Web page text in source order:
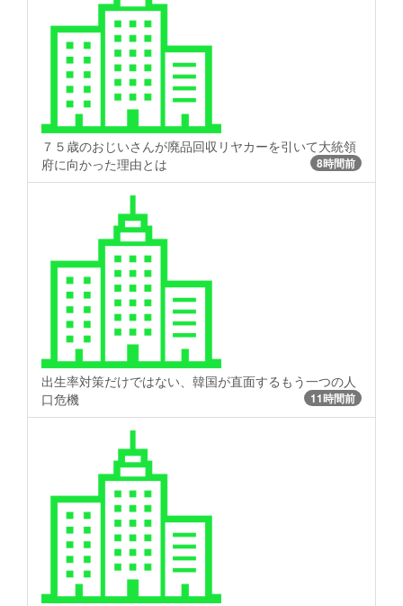
７５歳のおじいさんが廃品回収リヤカーを引いて大統領
府に向かった理由とは
8時間前
出生率対策だけではない、韓国が直面するもう一つの人
口危機
11時間前